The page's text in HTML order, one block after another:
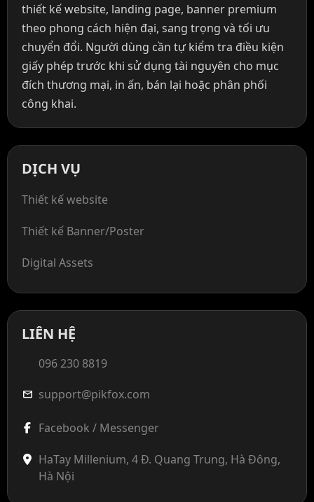
thiết kế website, landing page, banner premium
theo phong cách hiện đại, sang trọng và tối ưu
chuyển đổi. Người dùng cần tự kiểm tra điều kiện
giấy phép trước khi sử dụng tài nguyên cho mục
đích thương mại, in ấn, bán lại hoặc phân phối
công khai.
DỊCH VỤ
Thiết kế website
Thiết kế Banner/Poster
Digital Assets
LIÊN HỆ
096 230 8819
mail support@pikfox.com
Facebook / Messenger
HaTay Millenium, 4 Đ. Quang Trung, Hà Đông,
Hà Nội